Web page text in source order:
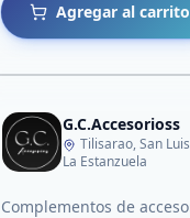
Agregar al carrito
G.C.Accesorioss
Tilisarao, San Luis
La Estanzuela
Complementos de